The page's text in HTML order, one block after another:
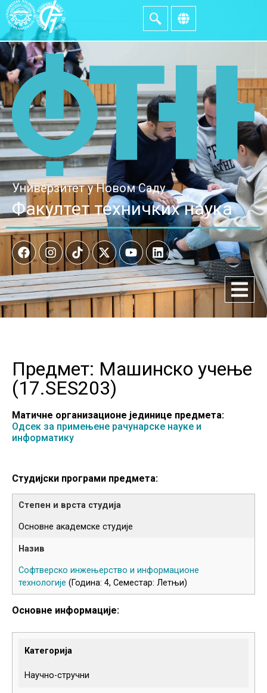
Универзитет у Новом Саду
Факултет техничких наука
Предмет: Машинско учење
(17.SES203)
Матичне организационе јединице предмета:
Одсек за примењене рачунарске науке и
информатику
Студијски програми предмета:
Основне академске студије
Софтверско инжењерство и информационе
технологије (Година: 4, Семестар: Летњи)
Основне информације:
Категорија
Научно-стручни